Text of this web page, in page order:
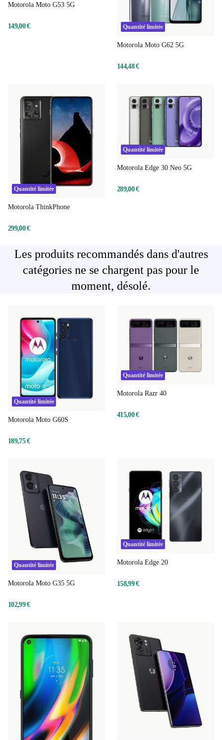
Motorola Moto G53 5G
149,00 € Quantité limitée
Motorola Moto G62 5G
144,48 €
Quantité limitée
Motorola ThinkPhone
299,00 €
Quantité limitée
Motorola Edge 30 Neo 5G
289,00 €
Les produits recommandés dans d'autres
catégories ne se chargent pas pour le
moment, désolé.
Quantité limitée
Motorola Moto G60S
189,75 €
Quantité limitée
Motorola Razr 40
415,00 €
Quantité limitée
Motorola Moto G35 5G
102,99 €
Quantité limitée
Motorola Edge 20
158,99 €